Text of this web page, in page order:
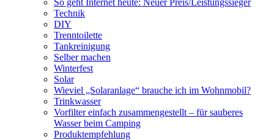
Technik
DIY
Trenntoilette
Tankreinigung
Selber machen
Winterfest
Solar
Wieviel „Solaranlage“ brauche ich im Wohnmobil?
Trinkwasser
Vorfilter einfach zusammengestellt – für sauberes
Wasser beim Camping
Produktempfehlung